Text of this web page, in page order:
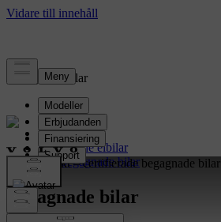
Begagnade bilar
Volvo Selekt
Begagnade elbilar
Sök begagnade bilar
Volvo Selekt – certifierade begagnade bilar
Begagnade bilar